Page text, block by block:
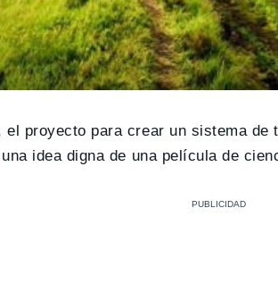
el proyecto para crear un sistema de
idea digna de una película de